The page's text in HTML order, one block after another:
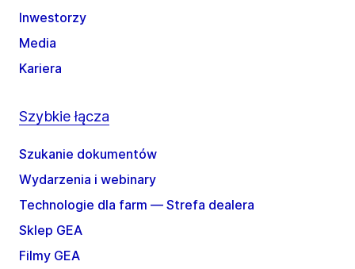
Inwestorzy
Media
Kariera
Szybkie łącza
Szukanie dokumentów
Wydarzenia i webinary
Technologie dla farm — Strefa dealera
Sklep GEA
Filmy GEA